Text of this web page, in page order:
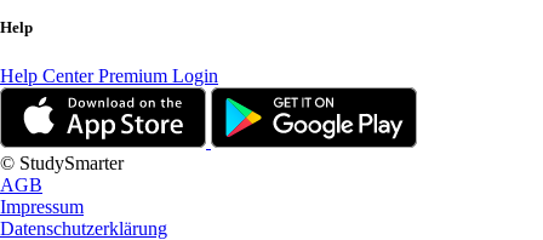
Help
Help CenterPremium Login
© StudySmarter
AGB
Impressum
Datenschutzerklärung